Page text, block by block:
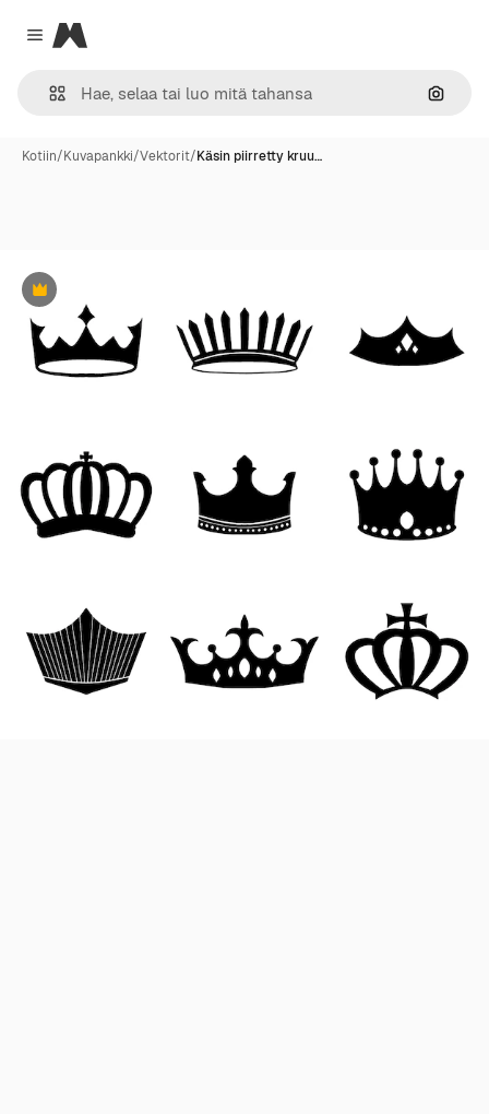
Close menu
Magnific
Hae
Kotiin/Kuvapankki/Vektorit/Käsin piirretty kruu…
Premium